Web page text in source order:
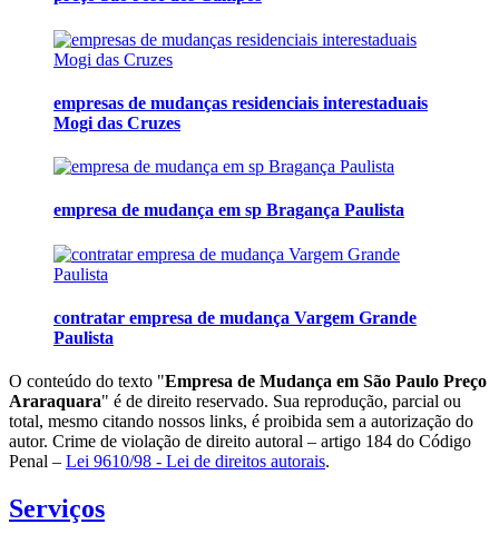
empresas de mudanças residenciais interestaduais
Mogi das Cruzes
empresa de mudança em sp Bragança Paulista
contratar empresa de mudança Vargem Grande
Paulista
O conteúdo do texto "Empresa de Mudança em São Paulo Preço
Araraquara" é de direito reservado. Sua reprodução, parcial ou
total, mesmo citando nossos links, é proibida sem a autorização do
autor. Crime de violação de direito autoral – artigo 184 do Código
Penal – Lei 9610/98 - Lei de direitos autorais.
Serviços